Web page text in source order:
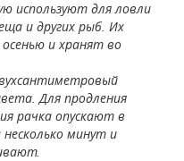
используют для ловли
и других рыб. Их
и хранят во
Для продления
рачка опускают в
минут и